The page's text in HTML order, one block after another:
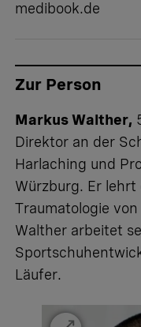
medibook.de
Zur Person
Markus Walther,
Direktor an der
Harlaching und
Würzburg. Er
Traumatologie
Walther arbeitet
Läufer.